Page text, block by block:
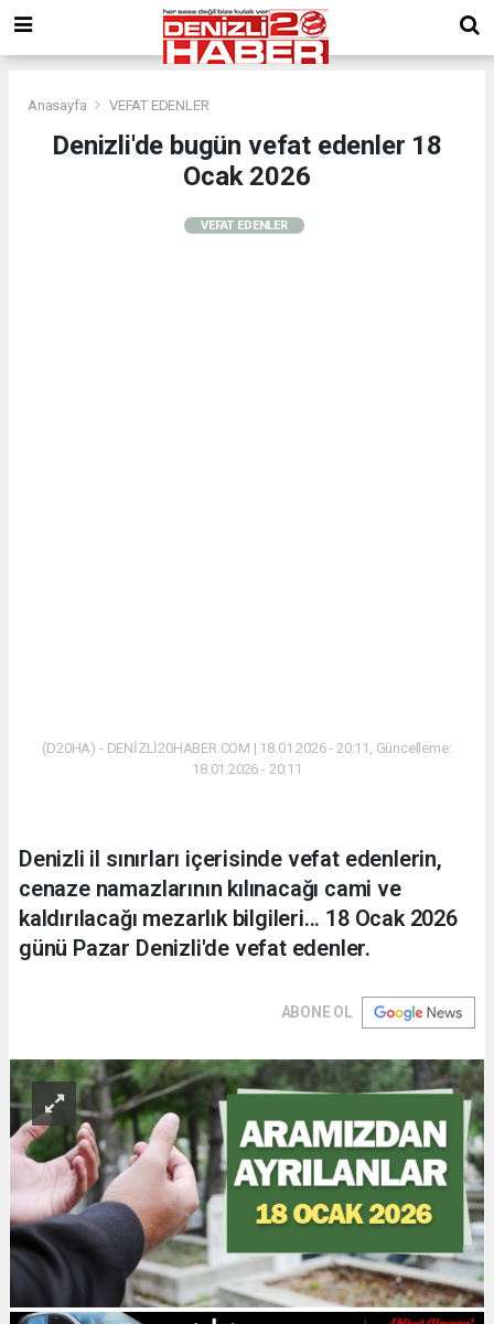
Anasayfa VEFAT EDENLER
Denizli'de bugün vefat edenler 18
Ocak 2026
VEFAT EDENLER
(D20HA) - DENİZLİ20HABER.COM | 18.01.2026 - 20:11, Güncelleme:
18.01.2026 - 20:11
Denizli il sınırları içerisinde vefat edenlerin,
cenaze namazlarının kılınacağı cami ve
kaldırılacağı mezarlık bilgileri... 18 Ocak 2026
günü Pazar Denizli'de vefat edenler.
ABONE OL